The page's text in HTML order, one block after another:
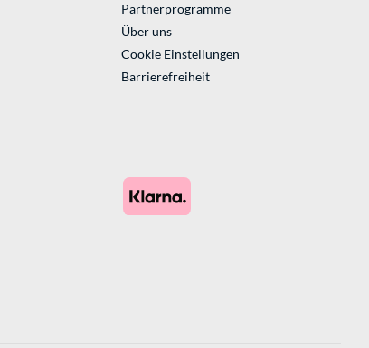
Partnerprogramme
Über uns
Cookie Einstellungen
Barrierefreiheit